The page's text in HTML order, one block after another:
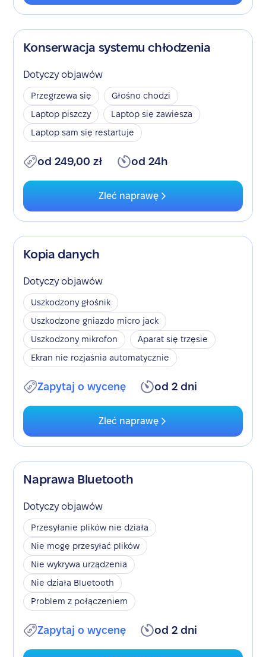
Konserwacja systemu chłodzenia
Dotyczy objawów
Przegrzewa się
Głośno chodzi
Laptop piszczy
Laptop się zawiesza
Laptop sam się restartuje
od 249,00 zł od 24h
Zleć naprawę
Kopia danych
Dotyczy objawów
Uszkodzony głośnik
Uszkodzone gniazdo micro jack
Uszkodzony mikrofon
Aparat się trzęsie
Ekran nie rozjaśnia automatycznie
Zapytaj o wycenę od 2 dni
Zleć naprawę
Naprawa Bluetooth
Dotyczy objawów
Przesyłanie plików nie działa
Nie mogę przesyłać plików
Nie wykrywa urządzenia
Nie działa Bluetooth
Problem z połączeniem
Zapytaj o wycenę od 2 dni